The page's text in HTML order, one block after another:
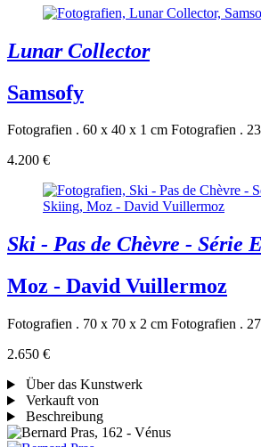
Lunar Collector
Samsofy
Fotografien . 60 x 40 x 1 cm Fotografien .
4.200 €
Ski - Pas de Chèvre - Série
Moz - David Vuillermoz
Fotografien . 70 x 70 x 2 cm Fotografien .
2.650 €
Über das Kunstwerk
Verkauft von
Beschreibung